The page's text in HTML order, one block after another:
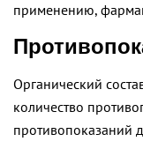
применению,
Органический
количество
противопоказаний